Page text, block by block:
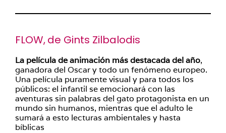
FLOW,de Gints Zilbalodis
La película de animación más destacada del año,
ganadora del Oscar y todo un fenómeno europeo.
Una película puramente visual y para todos los
públicos: el infantil se emocionará con las
aventuras sin palabras del gato protagonista en un
mundo sin humanos, mientras que el adulto le
sumará a esto lecturas ambientales y hasta
bíblicas